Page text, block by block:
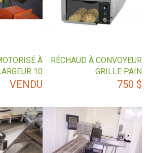
RÉCHAUD À CONVOYEUR
GRILLE PAIN
750 $
À
10
VENDU